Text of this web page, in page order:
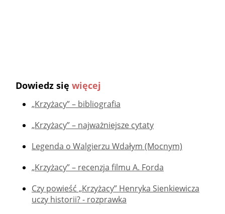
Dowiedz się więcej
„Krzyżacy” – bibliografia
„Krzyżacy” – najważniejsze cytaty
Legenda o Walgierzu Wdałym (Mocnym)
„Krzyżacy” – recenzja filmu A. Forda
Czy powieść „Krzyżacy” Henryka Sienkiewicza
uczy historii? - rozprawka